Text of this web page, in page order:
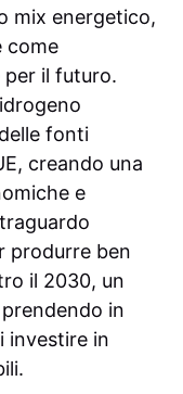
mix energetico,
come
per il futuro.
fonti
creando una
e
produrre ben
il 2030, un
in
investire in